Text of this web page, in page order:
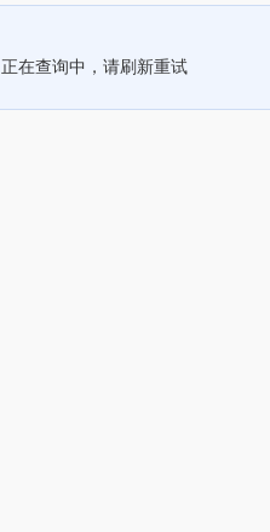
正在查询中，请刷新重试